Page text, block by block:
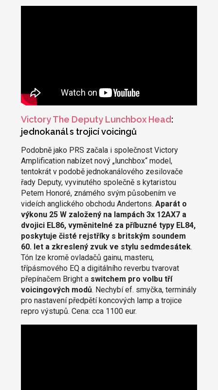
Victory The Deputy Lunchbox Head:
jednokanál s trojicí voicingů
Podobně jako PRS začala i společnost Victory
Amplification nabízet nový „lunchbox“ model,
tentokrát v podobě jednokanálového zesilovače
řady Deputy, vyvinutého společně s kytaristou
Petem Honoré, známého svým působením ve
videích anglického obchodu Andertons. Aparát o
výkonu 25 W založený na lampách 3x 12AX7 a
dvojici EL86, vyměnitelné za příbuzné typy EL84,
poskytuje čisté rejstříky s britským soundem
60. let a zkreslený zvuk ve stylu sedmdesátek.
Tón lze kromě ovladačů gainu, masteru,
třípásmového EQ a digitálního reverbu tvarovat
přepínačem Bright a switchem pro volbu tří
voicingových modů. Nechybí ef. smyčka, terminály
pro nastavení předpětí koncových lamp a trojice
repro výstupů. Cena: cca 1100 eur.